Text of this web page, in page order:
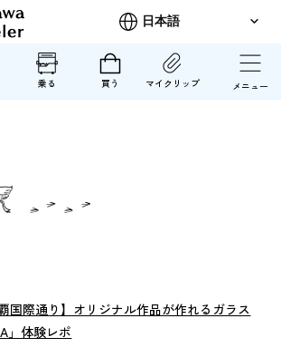
乗る 買う マイクリップ メニュー
国際通り】オリジナル作品が作れるガラス
」体験レポ